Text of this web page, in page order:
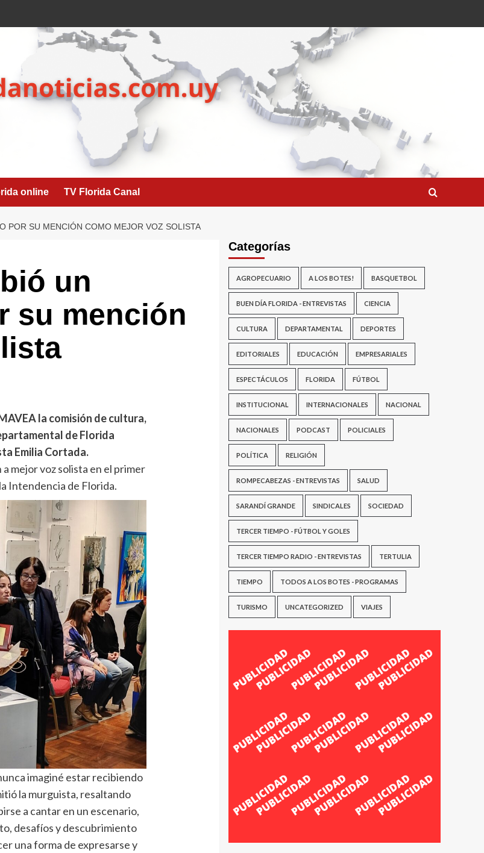
online TV Florida Canal
POR SU MENCIÓN COMO MEJOR VOZ SOLISTA
un
su mención
la comisión de cultura,
de Florida
Emilia Cortada.
mejor voz solista en el primer
Intendencia de Florida.
imaginé estar recibiendo
la murguista, resaltando
a cantar en un escenario,
desafíos y descubrimiento
una forma de expresarse y
Categorías
AGROPECUARIO A LOS BOTES! BASQUETBOL
BUEN DÍA FLORIDA - ENTREVISTAS CIENCIA
CULTURA DEPARTAMENTAL DEPORTES
EDITORIALES EDUCACIÓN EMPRESARIALES
ESPECTÁCULOS FLORIDA FÚTBOL
INSTITUCIONAL INTERNACIONALES NACIONAL
NACIONALES PODCAST POLICIALES
POLÍTICA RELIGIÓN
ROMPECABEZAS - ENTREVISTAS SALUD
SARANDÍ GRANDE SINDICALES SOCIEDAD
TERCER TIEMPO - FÚTBOL Y GOLES
TERCER TIEMPO RADIO - ENTREVISTAS TERTULIA
TIEMPO TODOS A LOS BOTES - PROGRAMAS
TURISMO UNCATEGORIZED VIAJES